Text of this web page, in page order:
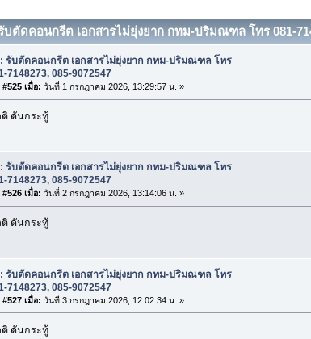
ตัดคอนกรีต เอกสารไม่ยุ่งยาก กทม-ปริมณฑล โทร 081-
รับตัดคอนกรีต เอกสารไม่ยุ่งยาก กทม-ปริมณฑล โทร
7148273, 085-9072547
เมื่อ: วันที่ 1 กรกฎาคม 2026, 13:29:57 น. »
ดันกระทู้
รับตัดคอนกรีต เอกสารไม่ยุ่งยาก กทม-ปริมณฑล โทร
7148273, 085-9072547
เมื่อ: วันที่ 2 กรกฎาคม 2026, 13:14:06 น. »
ดันกระทู้
รับตัดคอนกรีต เอกสารไม่ยุ่งยาก กทม-ปริมณฑล โทร
7148273, 085-9072547
เมื่อ: วันที่ 3 กรกฎาคม 2026, 12:02:34 น. »
ดันกระทู้